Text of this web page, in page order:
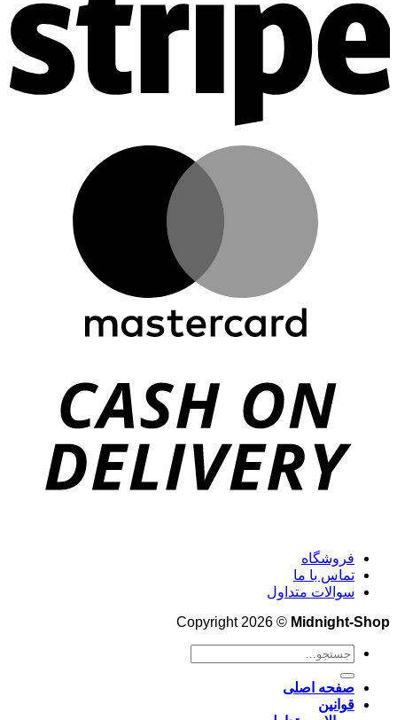
فروشگاه
تماس با ما
سوالات متداول
Copyright 2026 © Midnight-Shop
جستجو
صفحه اصلی
قوانین